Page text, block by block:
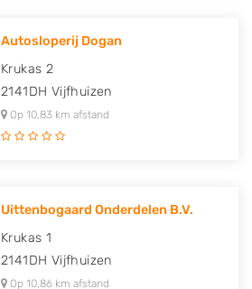
Autosloperij Dogan
Krukas 2
2141DH Vijfhuizen
Op 10,83 km afstand
Uittenbogaard Onderdelen B.V.
Krukas 1
2141DH Vijfhuizen
Op 10,86 km afstand